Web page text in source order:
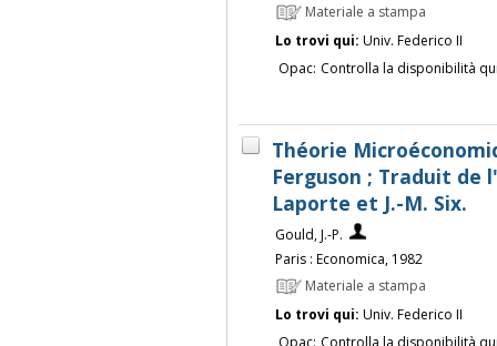
Materiale a stampa
Lo trovi qui: Univ. Federico II
Opac: Controlla la disponibilità
Théorie
Ferguson ; Traduit de
Laporte et J.-M. Six.
Gould, J.-P.
Paris : Economica, 1982
Materiale a stampa
Lo trovi qui: Univ. Federico II